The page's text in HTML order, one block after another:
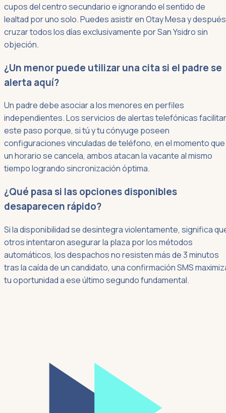
cupos del centro secundario e ignorando el sentido de
lealtad por uno solo. Puedes asistir en Otay Mesa y después
cruzar todos los días exclusivamente por San Ysidro sin
objeción.
¿Un menor puede utilizar una cita si el padre se
alerta aquí?
Un padre debe asociar a los menores en perfiles
independientes. Los servicios de alertas telefónicas
este paso porque, si tú y tu cónyuge poseen
configuraciones vinculadas de teléfono, en el momento que
un horario se cancela, ambos atacan la vacante al mismo
tiempo logrando sincronización óptima.
¿Qué pasa si las opciones disponibles
desaparecen rápido?
Si la disponibilidad se desintegra violentamente, significa
otros intentaron asegurar la plaza por los métodos
automáticos, los despachos no resisten más de 3 minutos
tras la caída de un candidato, una confirmación SMS
tu oportunidad a ese último segundo fundamental.